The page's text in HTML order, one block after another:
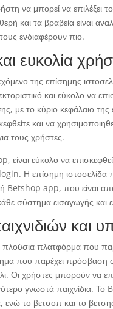
να μπορεί να
και τα βραβεία είναι
ενδιαφέρουν πιο.
ευκολία
της επίσημης
και εύκολο να
με το κύριο κεφάλαιο
και να
τους χρήστες.
είναι εύκολο να
Η επίσημη ιστοσελίδα
app, που είναι
σύστημα εισαγωγής και
και
πλατφόρμα που
που παρέχει πρόσβαση
Οι χρήστες μπορούν να
γνωστά παιχνίδια.
το βετσοπ και το